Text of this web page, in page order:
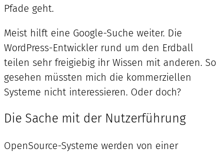
Pfade geht.
Meist hilft eine Google-Suche weiter. Die
WordPress-Entwickler rund um den Erdball
teilen sehr freigiebig ihr Wissen mit anderen. So
gesehen müssten mich die kommerziellen
Systeme nicht interessieren. Oder doch?
Die Sache mit der Nutzerführung
OpenSource-Systeme werden von einer